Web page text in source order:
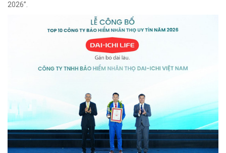
2026”.